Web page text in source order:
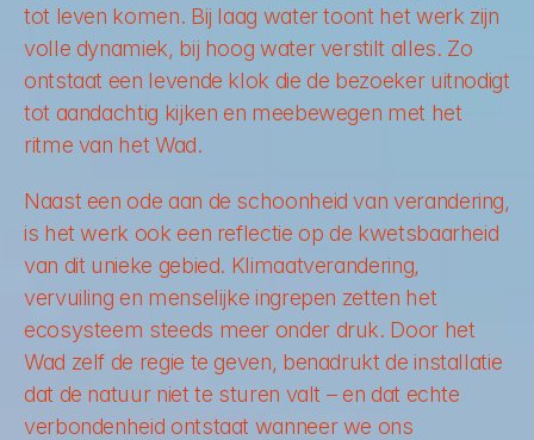
tot leven komen. Bij laag water toont het werk zijn
volle dynamiek, bij hoog water verstilt alles. Zo
ontstaat een levende klok die de bezoeker uitnodigt
tot aandachtig kijken en meebewegen met het
ritme van het Wad.
Naast een ode aan de schoonheid van verandering,
is het werk ook een reflectie op de kwetsbaarheid
van dit unieke gebied. Klimaatverandering,
vervuiling en menselijke ingrepen zetten het
ecosysteem steeds meer onder druk. Door het
Wad zelf de regie te geven, benadrukt de installatie
dat de natuur niet te sturen valt – en dat echte
verbondenheid ontstaat wanneer we ons